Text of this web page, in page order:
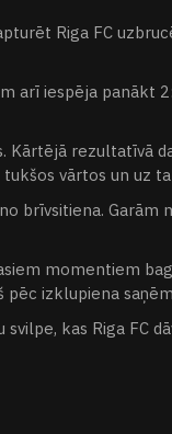
Riga FC
iespēja panākt
rezultatīvā
vārtos un uz
brīvsitiena.
momentiem
pēc izklupiena
kas Riga FC